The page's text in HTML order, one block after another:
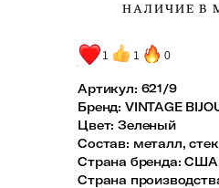
НАЛИЧИЕ В
1 1 0
Артикул: 621/9
Бренд: VINTAGE
Цвет: Зеленый
Состав: металл,
Страна бренда: США
Страна